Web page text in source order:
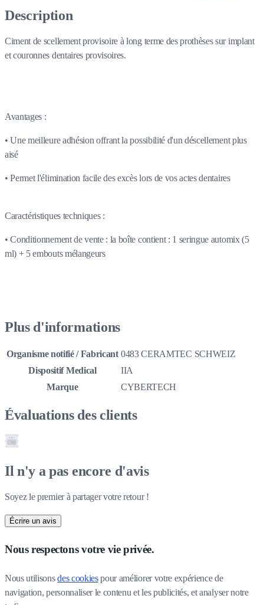
Description
Ciment de scellement provisoire à long terme des prothèses sur implant
et couronnes dentaires provisoires.
Avantages :
• Une meilleure adhésion offrant la possibilité d'un déscellement plus
aisé
• Permet l'élimination facile des excès lors de vos actes dentaires
Caractéristiques techniques :
• Conditionnement de vente : la boîte contient : 1 seringue automix (5
ml) + 5 embouts mélangeurs
Plus d'informations
Organisme notifié / Fabricant 0483 CERAMTEC SCHWEIZ
Dispositif Medical
IIA
Marque
CYBERTECH
Évaluations des clients
Il n'y a pas encore d'avis
Soyez le premier à partager votre retour !
Écrire un avis
Nous respectons votre vie privée.
Nous utilisons des cookies pour améliorer votre expérience de
navigation, personnaliser le contenu et les publicités, et analyser notre